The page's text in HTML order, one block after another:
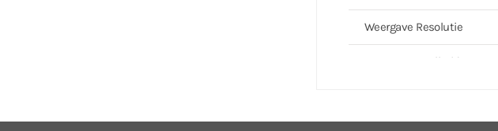
Weergave Resolutie
Weergave Snelheid